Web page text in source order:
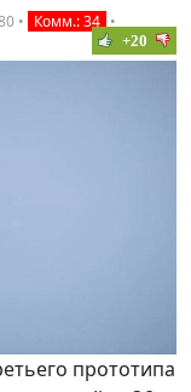
• Комм.: 34 •
+20
прототипа